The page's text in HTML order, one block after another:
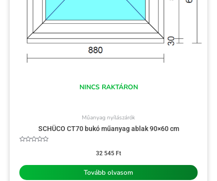
NINCS RAKTÁRON
Műanyag nyílászárók
SCHÜCO CT70 bukó műanyag ablak 90×60 cm
32 545 Ft
Tovább olvasom